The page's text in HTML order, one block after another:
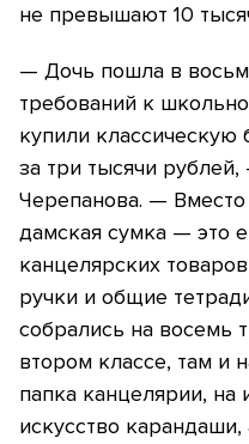
не превышают 10
— Дочь пошла в
требований к
купили
за три тысячи
Черепанова. —
дамская сумка — это
канцелярских
ручки и общие
собрались на восемь
втором классе, там и
папка канцелярии, на
искусство